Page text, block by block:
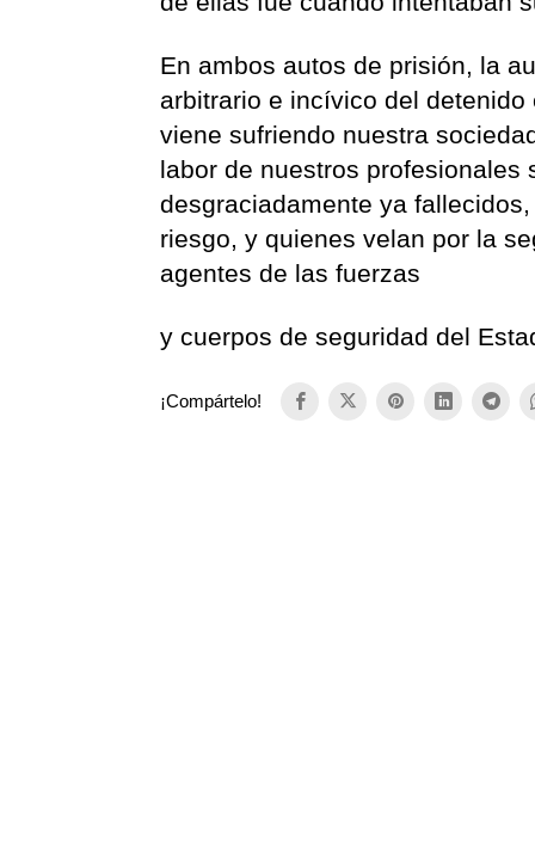
En ambos autos de prisión, la
arbitrario e incívico del
viene sufriendo nuestra
labor de nuestros
desgraciadamente ya
riesgo, y quienes velan por la
agentes de las fuerzas
y cuerpos de seguridad del
¡Compártelo!